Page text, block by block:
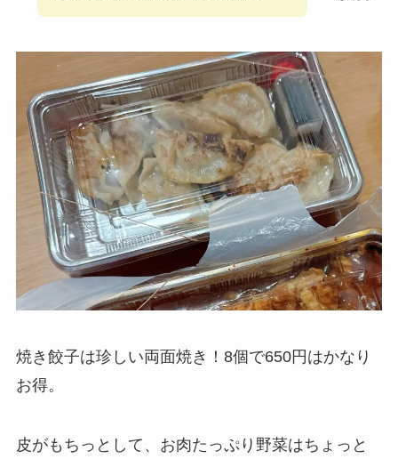
焼き餃子は珍しい両面焼き！8個で650円はかなり
お得。
皮がもちっとして、お肉たっぷり野菜はちょっと